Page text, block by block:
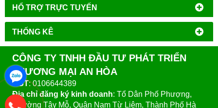
HỔ TRỢ TRỰC TUYẾN
THỐNG KÊ
CÔNG TY TNHH ĐẦU TƯ PHÁT TRIỂN
THƯƠNG MẠI AN HÒA
MST: 0106644389
Địa chỉ đăng ký kinh doanh: Tổ Dân Phố Phượng,
Phường Tây Mỗ, Quận Nam Từ Liêm, Thành Phố Hà